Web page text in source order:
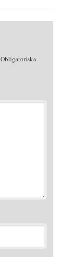
Obligatoriska